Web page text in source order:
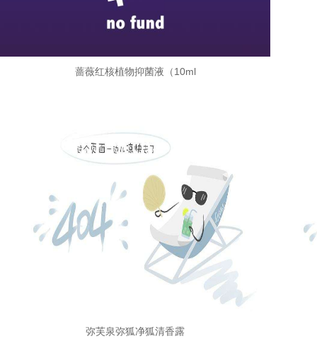
蔷薇红核植物抑菌液（10ml
弥芙泉弥狐净狐清香露